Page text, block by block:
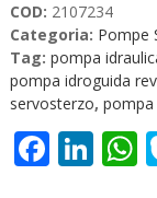
Revisionata
2107234
quantità
COD: 2107234
Categoria: Pompe
Tag: pompa
pompa idroguida
servosterzo,